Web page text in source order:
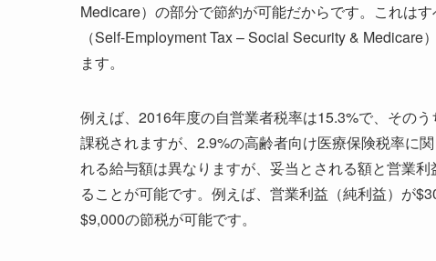
Medicare）の部分で節約が可能だからです。これは
（Self-Employment Tax – Social Security &
ます。
例えば、2016年度の自営業者税率は15.3%で、その
課税されますが、2.9%の高齢者向け医療保険税率に
れる給与額は異なりますが、妥当とされる額と営業
ることが可能です。例えば、営業利益（純利益）が
$9,000の節税が可能です。